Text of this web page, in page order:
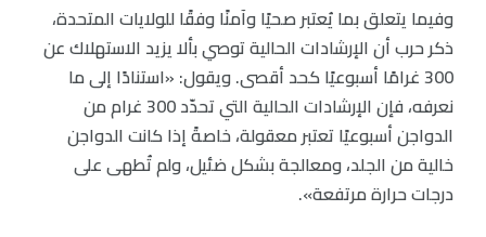
وفيما يتعلق بما يُعتبر صحيًا وآمنًا وفقًا للولايات المتحدة،
ذكر حرب أن الإرشادات الحالية توصي بألا يزيد الاستهلاك عن
300 غرامًا أسبوعيًا كحد أقصى. ويقول: «استنادًا إلى ما
نعرفه، فإن الإرشادات الحالية التي تحدّد 300 غرام من
الدواجن أسبوعيًا تعتبر معقولة، خاصةً إذا كانت الدواجن
خالية من الجلد، ومعالجة بشكل ضئيل، ولم تُطهى على
درجات حرارة مرتفعة».